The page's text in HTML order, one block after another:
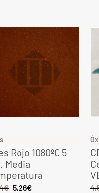
Rojo 1080ºC 5
Media
€ 5,26€